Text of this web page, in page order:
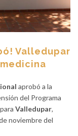
Valledupar
aprobó a la
del Programa
Valledupar,
noviembre del